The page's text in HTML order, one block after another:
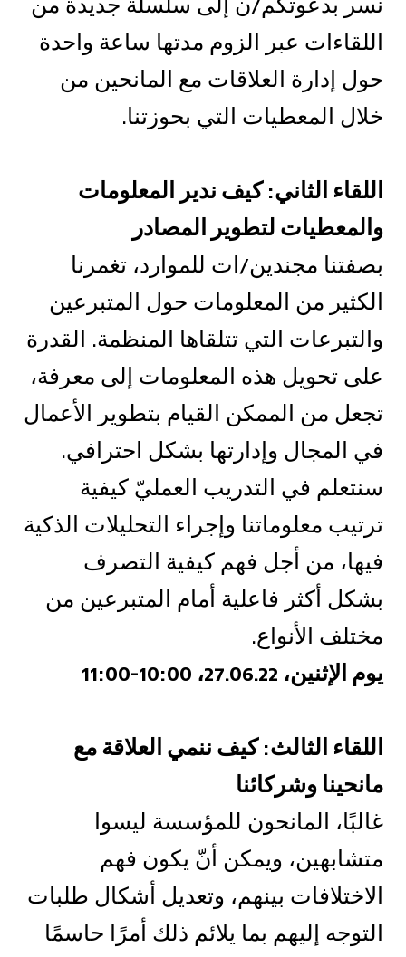
نسر بدعوتكم/ن إلى سلسلة جديدة من
اللقاءات عبر الزوم مدتها ساعة واحدة
حول إدارة العلاقات مع المانحين من
خلال المعطيات التي بحوزتنا.
اللقاء الثاني:كيف ندير المعلومات
والمعطيات لتطوير المصادر
بصفتنا مجندين/ات للموارد، تغمرنا
الكثير من المعلومات حول المتبرعين
والتبرعات التي تتلقاها المنظمة. القدرة
على تحويل هذه المعلومات إلى معرفة،
تجعل من الممكن القيام بتطوير الأعمال
في المجال وإدارتها بشكل احترافي.
سنتعلم في التدريب العمليّ كيفية
ترتيب معلوماتنا وإجراء التحليلات الذكية
فيها، من أجل فهم كيفية التصرف
بشكل أكثر فاعلية أمام المتبرعين من
مختلف الأنواع.
يوم الإثنين، 27.06.22، 10:00-11:00
اللقاء الثالث:كيف ننمي العلاقة مع
مانحينا وشركائنا
غالبًا، المانحون للمؤسسة ليسوا
متشابهين، ويمكن أنّ يكون فهم
الاختلافات بينهم، وتعديل أشكال طلبات
التوجه إليهم بما يلائم ذلك أمرًا حاسمًا